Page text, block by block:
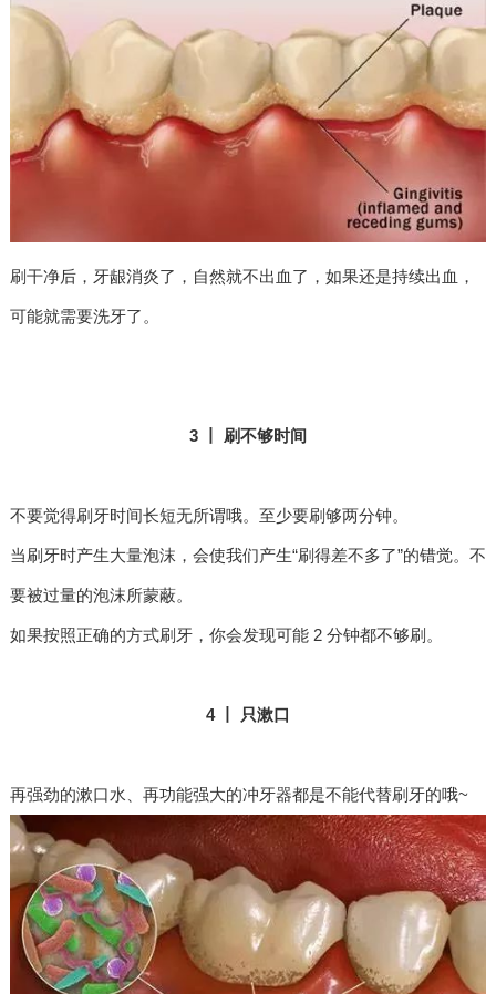
刷干净后，牙龈消炎了，自然就不出血了，如果还是持续出血，
可能就需要洗牙了。
3 丨 刷不够时间
不要觉得刷牙时间长短无所谓哦。至少要刷够两分钟。
当刷牙时产生大量泡沫，会使我们产生“刷得差不多了”的错觉。不
要被过量的泡沫所蒙蔽。
如果按照正确的方式刷牙，你会发现可能 2 分钟都不够刷。
4 丨 只漱口
再强劲的漱口水、再功能强大的冲牙器都是不能代替刷牙的哦~